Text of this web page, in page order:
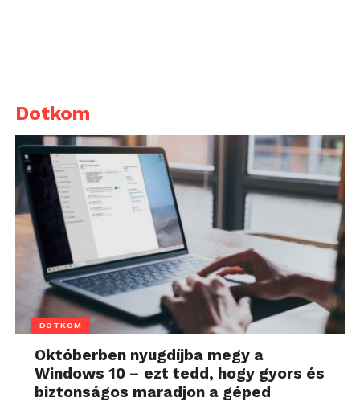
Dotkom
DOTKOM
Októberben nyugdíjba megy a
Windows 10 – ezt tedd, hogy gyors és
biztonságos maradjon a géped